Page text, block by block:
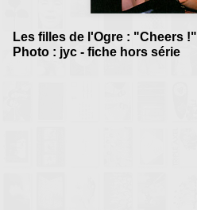
Les filles de l'Ogre : "Cheers !"
Photo : jyc - fiche hors série